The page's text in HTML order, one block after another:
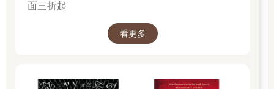
面三折起
看更多